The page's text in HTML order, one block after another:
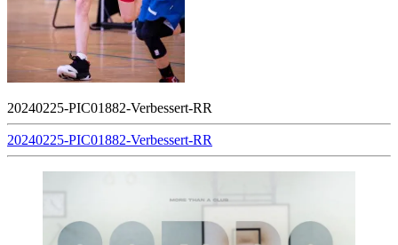
20240225-PIC01882-Verbessert-RR
Beitragsnavigation
20240225-PIC01882-Verbessert-RR